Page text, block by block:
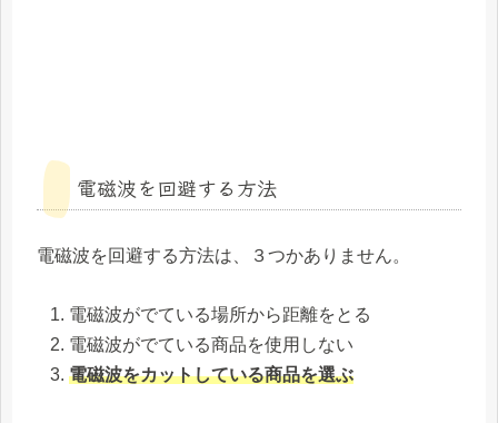
電磁波を回避する方法
電磁波を回避する方法は、３つかありません。
電磁波がでている場所から距離をとる
電磁波がでている商品を使用しない
電磁波をカットしている商品を選ぶ